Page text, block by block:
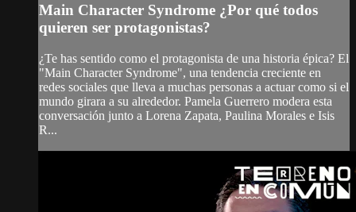
Main Character Syndrome ¿Por qué todos
quieren ser protagonistas?
¿Te has sentido como el protagonista de una historia épica? El
"Main Character Syndrome", una tendencia creciente en
redes sociales que lleva a muchas personas a actuar como si el
mundo girara a su alrededor. Pamela Guerrero modera esta
conversación junto a Lorena Zapata, Paulina Morales e Isis
R...